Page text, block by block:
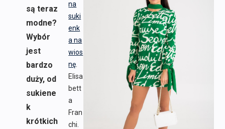
na
suki
enk
a na
wios
nę
Elisa
bett
a
Fran
chi.
są teraz
modne?
Wybór
jest
bardzo
duży, od
sukiene
k
krótkich